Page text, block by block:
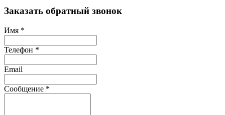
Заказать обратный звонок
Имя *
Телефон *
Email
Сообщение *